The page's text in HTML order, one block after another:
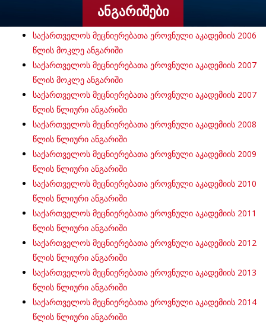
ᲐᲜᲒᲐᲠᲘᲨᲔᲑᲘ
საქართველოს მეცნიერებათა ეროვნული აკადემიის 2006
წლის მოკლე ანგარიში
საქართველოს მეცნიერებათა ეროვნული აკადემიის 2007
წლის მოკლე ანგარიში
საქართველოს მეცნიერებათა ეროვნული აკადემიის 2007
წლის წლიური ანგარიში
საქართველოს მეცნიერებათა ეროვნული აკადემიის 2008
წლის წლიური ანგარიში
საქართველოს მეცნიერებათა ეროვნული აკადემიის 2009
წლის წლიური ანგარიში
საქართველოს მეცნიერებათა ეროვნული აკადემიის 2010
წლის წლიური ანგარიში
საქართველოს მეცნიერებათა ეროვნული აკადემიის 2011
წლის წლიური ანგარიში
საქართველოს მეცნიერებათა ეროვნული აკადემიის 2012
წლის წლიური ანგარიში
საქართველოს მეცნიერებათა ეროვნული აკადემიის 2013
წლის წლიური ანგარიში
საქართველოს მეცნიერებათა ეროვნული აკადემიის 2014
წლის წლიური ანგარიში